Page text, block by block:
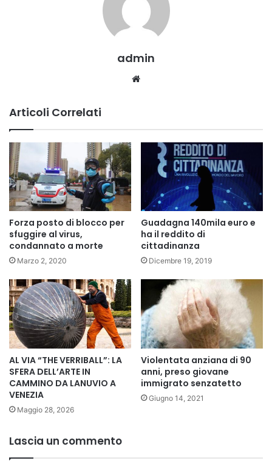
admin
Articoli Correlati
Forza posto di blocco per
sfuggire al virus,
condannato a morte
Marzo 2, 2020
Guadagna 140mila euro e
ha il reddito di
cittadinanza
Dicembre 19, 2019
AL VIA “THE VERRIBALL”: LA
SFERA DELL’ARTE IN
CAMMINO DA LANUVIO A
VENEZIA
Maggio 28, 2026
Violentata anziana di 90
anni, preso giovane
immigrato senzatetto
Giugno 14, 2021
Lascia un commento